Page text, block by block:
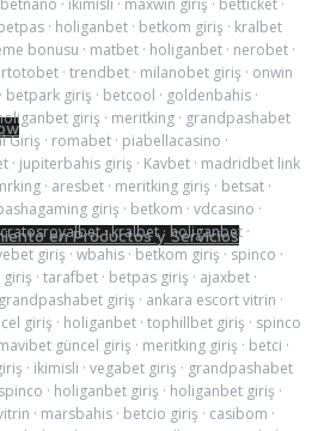
en Productos y Servicios
· holiganbet · betkom giriş · kralbet
bonusu · matbet · holiganbet · nerobet ·
· trendbet · milanobet giriş · onwin
· betpark giriş · betcool · goldenbahis ·
giriş · meritking · grandpashabet
Giriş · romabet · piabellacasino ·
· jupiterbahis giriş · Kavbet · madridbet link
· aresbet · meritking giriş · betsat ·
giriş · betkom · vdcasino ·
cratosroyalbet·kralbet·holiganbet ·
giriş · wbahis · betkom giriş · spinco ·
· tarafbet · betpas giriş · ajaxbet ·
grandpashabet giriş · ankara escort vitrin ·
giriş · holiganbet · tophillbet giriş · spinco
güncel giriş · meritking giriş · betci ·
· ikimisli · vegabet giriş · grandpashabet
spinco · holiganbet giriş · holiganbet giriş ·
· marsbahis · betcio giriş · casibom ·